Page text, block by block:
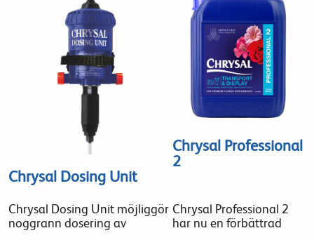
Chrysal Dosing Unit
Chrysal Dosing Unit möjliggör
noggrann dosering av
Chrysal Professional
2
Chrysal Professional 2
har nu en förbättrad